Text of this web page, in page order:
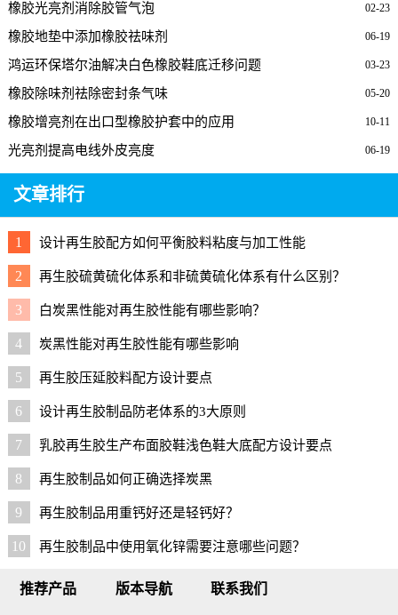
02-23
橡胶光亮剂消除胶管气泡
06-19
橡胶地垫中添加橡胶祛味剂
03-23
鸿运环保塔尔油解决白色橡胶鞋底迁移问题
05-20
橡胶除味剂祛除密封条气味
10-11
橡胶增亮剂在出口型橡胶护套中的应用
06-19
光亮剂提高电线外皮亮度
文章排行
1 设计再生胶配方如何平衡胶料粘度与加工性能
2 再生胶硫黄硫化体系和非硫黄硫化体系有什么区别？
3 白炭黑性能对再生胶性能有哪些影响？
4 炭黑性能对再生胶性能有哪些影响
5 再生胶压延胶料配方设计要点
6 设计再生胶制品防老体系的3大原则
7 乳胶再生胶生产布面胶鞋浅色鞋大底配方设计要点
8 再生胶制品如何正确选择炭黑
9 再生胶制品用重钙好还是轻钙好？
10 再生胶制品中使用氧化锌需要注意哪些问题？
推荐产品 版本导航 联系我们